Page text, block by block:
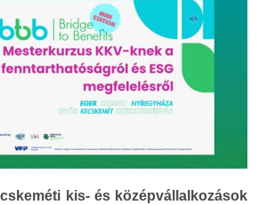
kis- és középvállalkozások